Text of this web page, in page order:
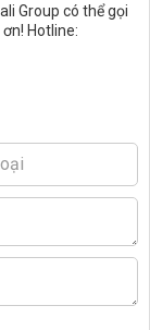
Group có thể gọi
Hotline: